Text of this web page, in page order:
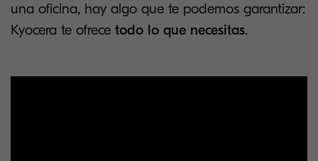
una oficina, hay algo que te podemos garantizar:
Kyocera te ofrece todo lo que necesitas.